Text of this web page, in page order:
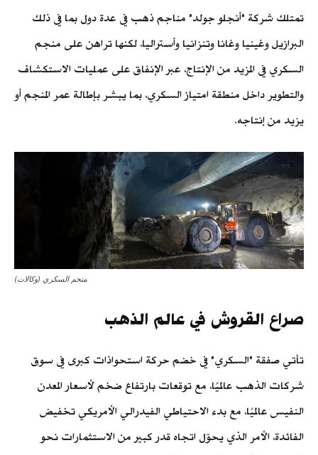
تمتلك شركة "أنجلو جولد" مناجم ذهب في عدة دول بما في ذلك
البرازيل وغينيا وغانا وتنزانيا وأستراليا، لكنها تراهن على منجم
السكري في المزيد من الإنتاج، عبر الإنفاق على عمليات الاستكشاف
والتطوير داخل منطقة امتياز السكري، بما يبشر بإطالة عمر المنجم أو
يزيد من إنتاجه.
منجم السكري (وكالات)
صراع القروش في عالم الذهب
تأتي صفقة "السكري" في خضم حركة استحواذات كبرى في سوق
شركات الذهب عالميًا، مع توقعات بارتفاع ضخم لأسعار المعدن
النفيس عالميًا، مع بدء الاحتياطي الفيدرالي الأمريكي تخفيض
الفائدة، الأمر الذي يحوّل اتجاه قدر كبير من الاستثمارات نحو